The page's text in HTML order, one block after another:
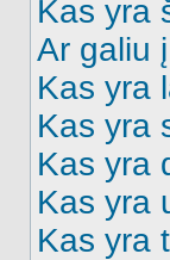
Kas yra
Ar galiu
Kas yra
Kas yra
Kas yra
Kas yra
Kas yra